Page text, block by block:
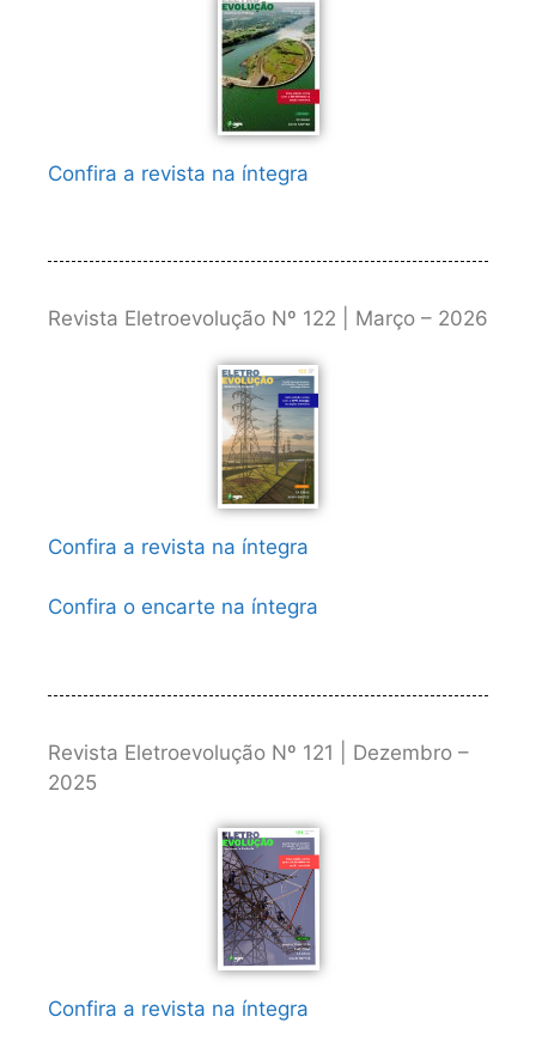
Confira a revista na íntegra
Revista Eletroevolução Nº 122 | Março – 2026
Confira a revista na íntegra
Confira o encarte na íntegra
Revista Eletroevolução Nº 121 | Dezembro –
2025
Confira a revista na íntegra